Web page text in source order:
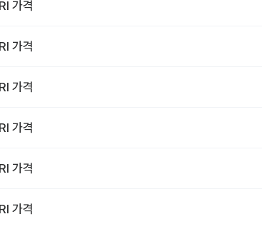
가격
가격
가격
가격
가격
가격